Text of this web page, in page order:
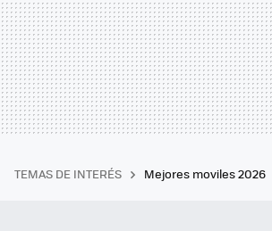
TEMAS DE INTERÉS Mejores moviles 2026